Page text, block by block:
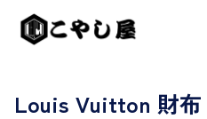
Louis Vuitton 財布